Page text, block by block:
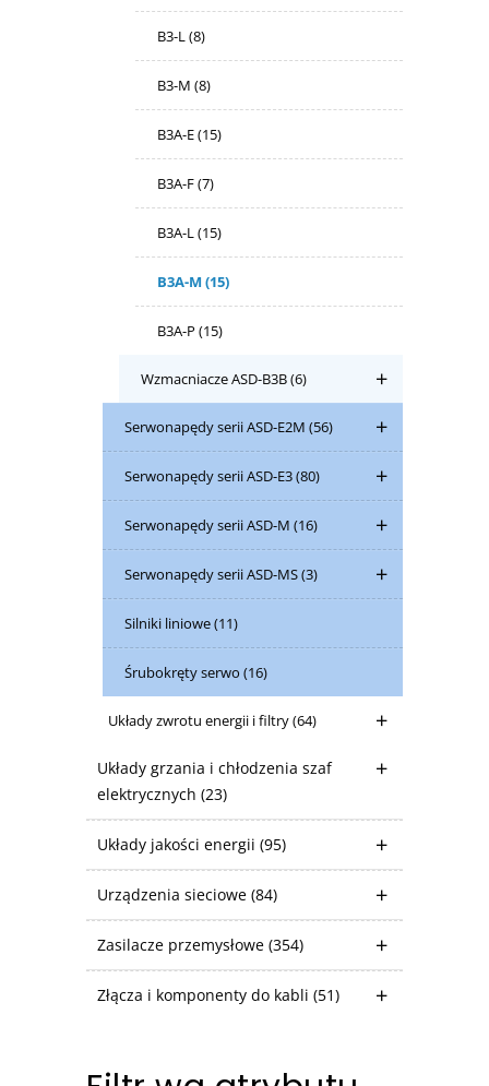
B3-L (8)
B3-M (8)
B3A-E(15)
B3A-F(7)
B3A-L (15)
B3A-M (15)
B3A-P (15)
Wzmacniacze ASD-B3B(6)
Serwonapędy serii ASD-E2M (56)
Serwonapędy serii ASD-E3(80)
Serwonapędy serii ASD-M (16)
Serwonapędy serii ASD-MS(3)
Silniki liniowe(11)
Śrubokręty serwo (16)
Układy zwrotu energii i filtry(64)
Układy grzania i chłodzenia szaf
elektrycznych (23)
Układy jakości energii (95)
Urządzenia sieciowe (84)
Zasilacze przemysłowe (354)
Złącza i komponenty do kabli (51)